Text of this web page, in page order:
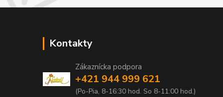
Kontakty
Zákaznícka podpora
+421 944 999 621
(Po-Pia, 8-16:30 hod. So 8-11:00 hod.)